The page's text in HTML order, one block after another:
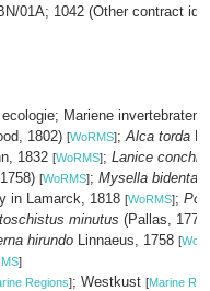
01A; 1042 (Other contract id)
Mariene invertebraten;
1802) [WoRMS];Alca torda
1832 [WoRMS]; Lanice
[WoRMS]; Mysella bidentata
in Lamarck, 1818 [WoRMS];
minutus (Pallas,
hirundo Linnaeus, 1758 [
]
Regions]; Westkust [Marine